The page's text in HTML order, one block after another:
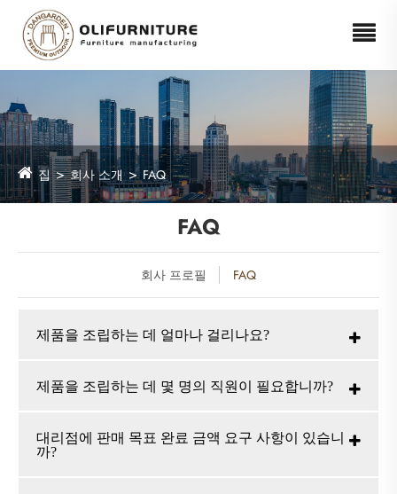
집 회사 소개 FAQ
FAQ
회사 프로필 FAQ
제품을 조립하는 데 얼마나 걸리나요?
제품을 조립하는 데 몇 명의 직원이 필요합니까?
대리점에 판매 목표 완료 금액 요구 사항이 있습니
까?